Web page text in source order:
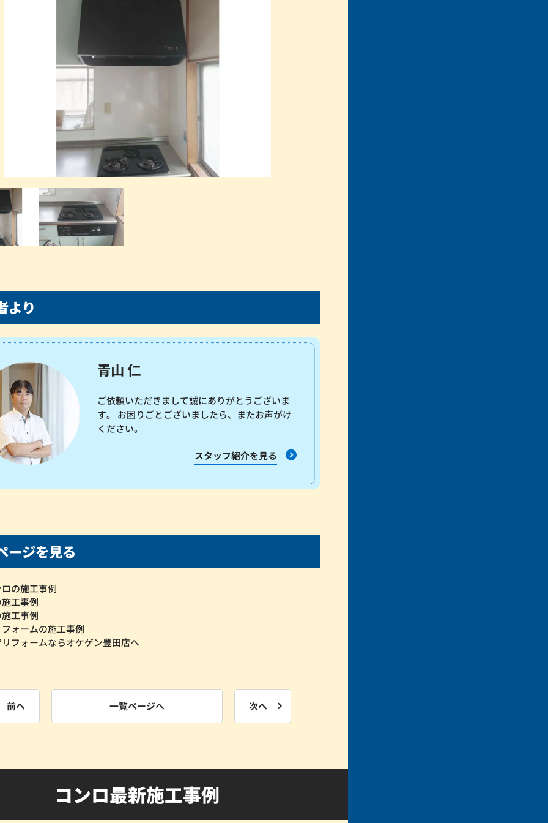
より
青山 仁
ご依頼いただきまして誠にありがとうございま
す。 お困りごとございましたら、またお声がけ
ください。
スタッフ紹介を見る
ージを見る
の施工事例
工事例
工事例
ォームの施工事例
フォームならオケゲン豊田店へ
前へ 一覧ページへ 次へ
コンロ最新施工事例